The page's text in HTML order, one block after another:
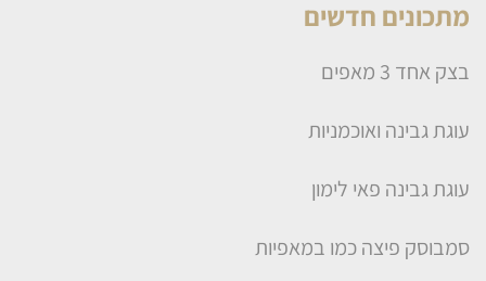
מתכונים חדשים
בצק אחד 3 מאפים
עוגת גבינה ואוכמניות
עוגת גבינה פאי לימון
סמבוסק פיצה כמו במאפיות